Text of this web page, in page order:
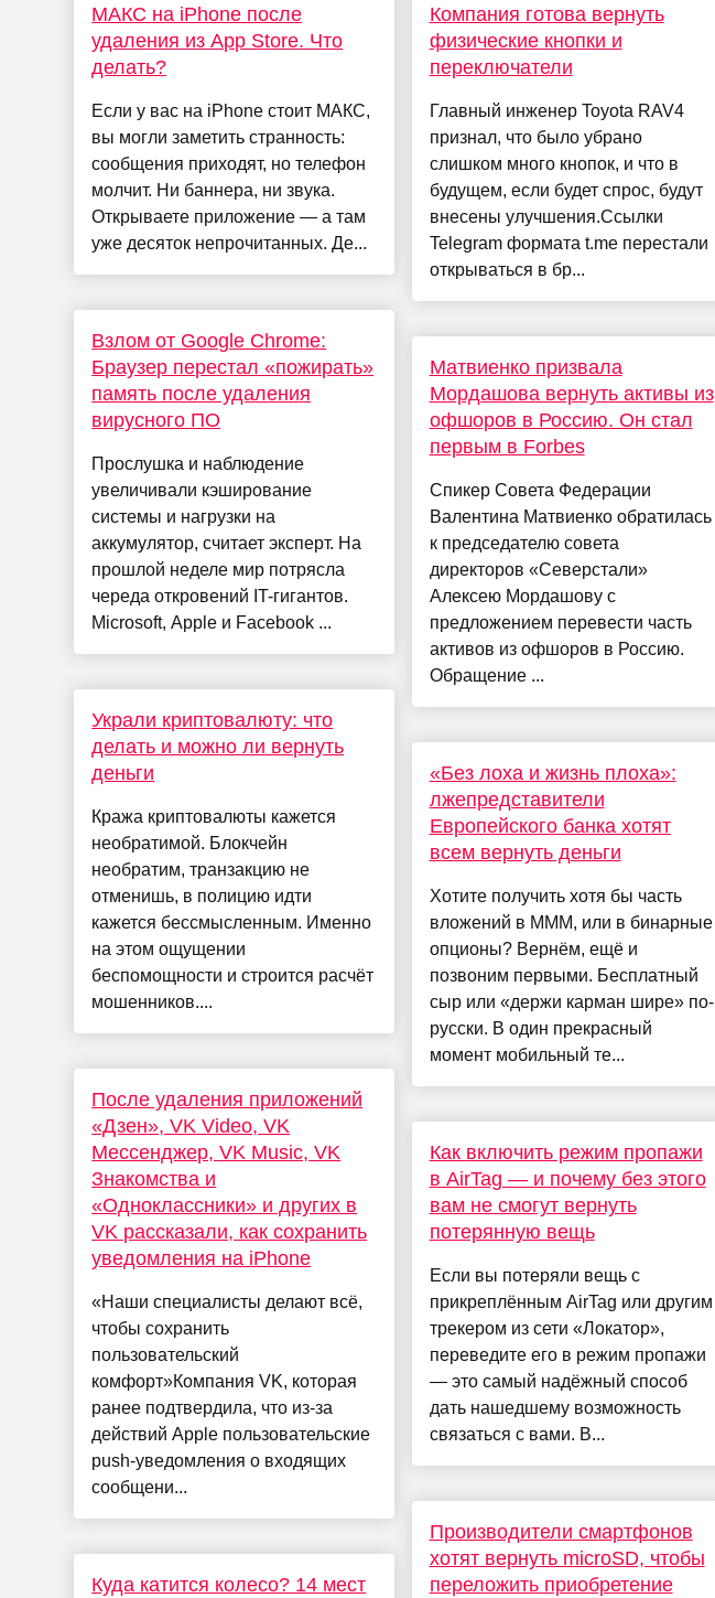
МАКС на iPhone после
удаления из App Store. Что
делать?
Если у вас на iPhone стоит МАКС,
вы могли заметить странность:
сообщения приходят, но телефон
молчит. Ни баннера, ни звука.
Открываете приложение — а там
уже десяток непрочитанных. Де...
Взлом от Google Chrome:
Браузер перестал «пожирать»
память после удаления
вирусного ПО
Прослушка и наблюдение
увеличивали кэширование
системы и нагрузки на
аккумулятор, считает эксперт. На
прошлой неделе мир потрясла
череда откровений IT-гигантов.
Microsoft, Apple и Facebook ...
Украли криптовалюту: что
делать и можно ли вернуть
деньги
Кража криптовалюты кажется
необратимой. Блокчейн
необратим, транзакцию не
отменишь, в полицию идти
кажется бессмысленным. Именно
на этом ощущении
беспомощности и строится расчёт
мошенников....
После удаления приложений
«Дзен», VK Video, VK
Мессенджер, VK Music, VK
Знакомства и
«Одноклассники» и других в
VK рассказали, как сохранить
уведомления на iPhone
«Наши специалисты делают всё,
чтобы сохранить
пользовательский
комфорт»Компания VK, которая
ранее подтвердила, что из-за
действий Apple пользовательские
push-уведомления о входящих
сообщени...
Куда катится колесо? 14 мест
Компания готова вернуть
физические кнопки и
переключатели
Главный инженер Toyota RAV4
признал, что было убрано
слишком много кнопок, и что в
будущем, если будет спрос, будут
внесены улучшения.Ссылки
Telegram формата t.me перестали
открываться в бр...
Матвиенко призвала
Мордашова вернуть активы из
офшоров в Россию. Он стал
первым в Forbes
Спикер Совета Федерации
Валентина Матвиенко обратилась
к председателю совета
директоров «Северстали»
Алексею Мордашову с
предложением перевести часть
активов из офшоров в Россию.
Обращение ...
«Без лоха и жизнь плоха»:
лжепредставители
Европейского банка хотят
всем вернуть деньги
Хотите получить хотя бы часть
вложений в МММ, или в бинарные
опционы? Вернём, ещё и
позвоним первыми. Бесплатный
сыр или «держи карман шире» по-
русски. В один прекрасный
момент мобильный те...
Как включить режим пропажи
в AirTag — и почему без этого
вам не смогут вернуть
потерянную вещь
Если вы потеряли вещь с
прикреплённым AirTag или другим
трекером из сети «Локатор»,
переведите его в режим пропажи
— это самый надёжный способ
дать нашедшему возможность
связаться с вами. В...
Производители смартфонов
хотят вернуть microSD, чтобы
переложить приобретение